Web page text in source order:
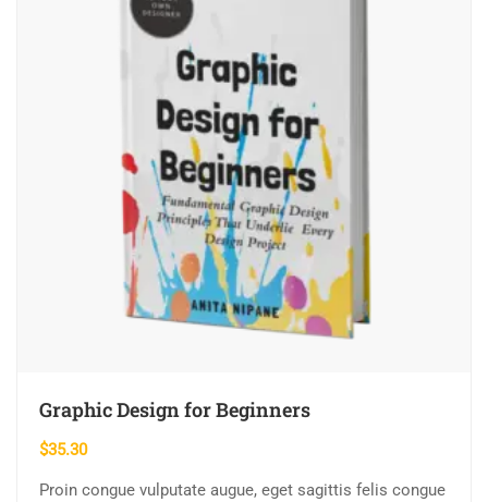
Graphic Design for Beginners
$35.30
Proin congue vulputate augue, eget sagittis felis congue